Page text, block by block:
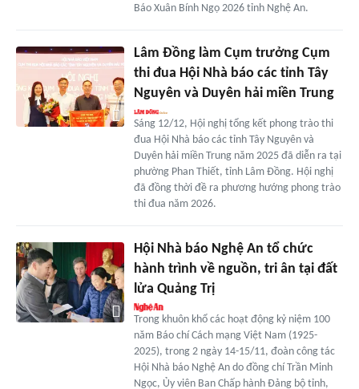
Báo Xuân Bính Ngọ 2026 tỉnh Nghệ An.
Lâm Đồng làm Cụm trưởng Cụm
thi đua Hội Nhà báo các tỉnh Tây
Nguyên và Duyên hải miền Trung
Sáng 12/12, Hội nghị tổng kết phong trào thi
đua Hội Nhà báo các tỉnh Tây Nguyên và
Duyên hải miền Trung năm 2025 đã diễn ra tại
phường Phan Thiết, tỉnh Lâm Đồng. Hội nghị
đã đồng thời đề ra phương hướng phong trào
thi đua năm 2026.
Hội Nhà báo Nghệ An tổ chức
hành trình về nguồn, tri ân tại đất
lửa Quảng Trị
Trong khuôn khổ các hoạt động kỷ niệm 100
năm Báo chí Cách mạng Việt Nam (1925-
2025), trong 2 ngày 14-15/11, đoàn công tác
Hội Nhà báo Nghệ An do đồng chí Trần Minh
Ngọc, Ủy viên Ban Chấp hành Đảng bộ tỉnh,